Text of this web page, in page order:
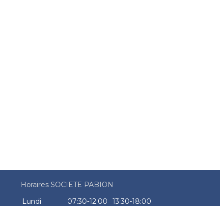
Horaires SOCIETE PABION
Lundi
07:30-12:00
13:30-18:00